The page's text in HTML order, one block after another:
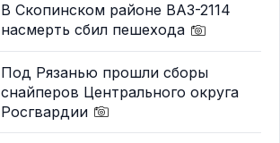
В Скопинском районе ВАЗ-2114
насмерть сбил пешехода
Под Рязанью прошли сборы
снайперов Центрального округа
Росгвардии